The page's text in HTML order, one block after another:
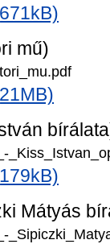
mű)
Mátyás